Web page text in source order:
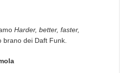
Harder, better, faster,
brano dei Daft Funk.